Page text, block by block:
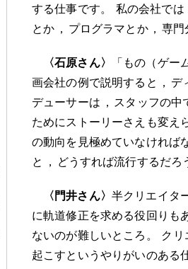
する仕事です。 私の会社では
とか ， プログラマとか ， 専門
〈石原さん〉
「もの（ゲ
画会社の例で説明すると ， デ
デューサーは ， スタッフの中
ためにストーリーさえも変え
の動向を見極めていなければ
と ， どうすれば流行するだ
〈門井さん〉 半クリエイタ
に軌道修正を求める役回りも
ないのが難しいところ 。
クリ
起こすというやりがいのある